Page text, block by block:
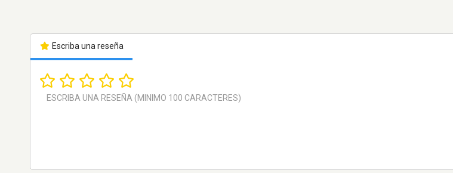
Escriba una reseña